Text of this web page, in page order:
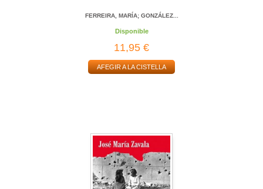
FERREIRA, MARÍA; GONZÁLEZ...
Disponible
11,95 €
AFEGIR A LA CISTELLA